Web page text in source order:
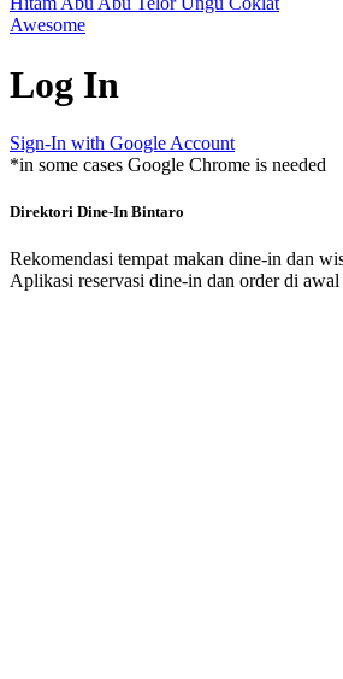
Awesome
Log In
Sign-In with Google Account
*in some cases Google Chrome is needed
Direktori Dine-In Bintaro
Rekomendasi tempat makan dine-in dan
Aplikasi reservasi dine-in dan order di